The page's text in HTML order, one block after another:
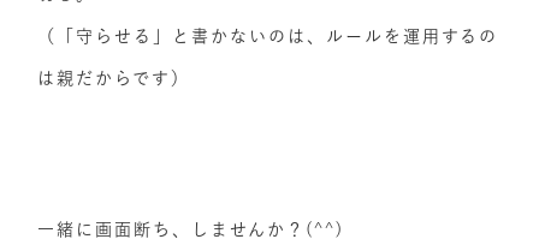
（「守らせる」と書かないのは、ルールを運用するの
は親だからです）
一緒に画面断ち、しませんか？(^^)